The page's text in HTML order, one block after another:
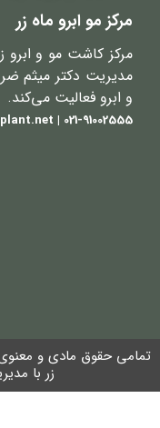
مرکز مو ابرو ماه زر
مرکز کاشت مو و ابرو
مدیریت دکتر میثم
و ابرو فعالیت می‌کند.
021-91002555 | Info@clinichairtransplant.net
تمامی حقوق مادی و معنوی
زر با